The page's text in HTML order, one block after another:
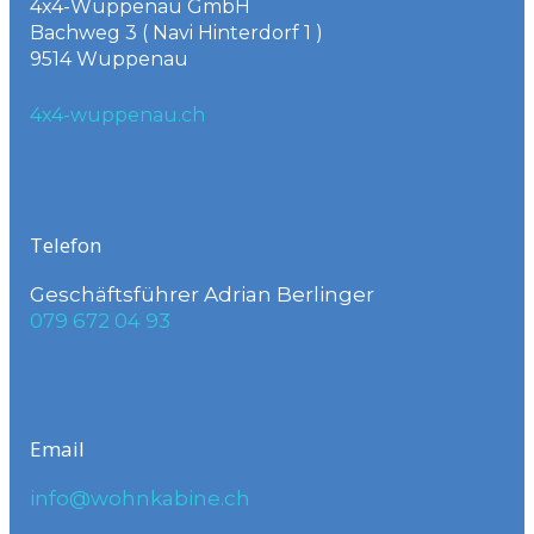
4x4-Wuppenau GmbH
Bachweg 3 ( Navi Hinterdorf 1 )
9514 Wuppenau
4x4-wuppenau.ch
Telefon
Geschäftsführer Adrian Berlinger
079 672 04 93
Email
info@wohnkabine.ch